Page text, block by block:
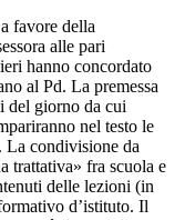
favore della
alle pari
hanno concordato
al Pd. La premessa
del giorno da cui
nel testo le
La condivisione da
trattativa» fra scuola e
delle lezioni (in
d’istituto. Il